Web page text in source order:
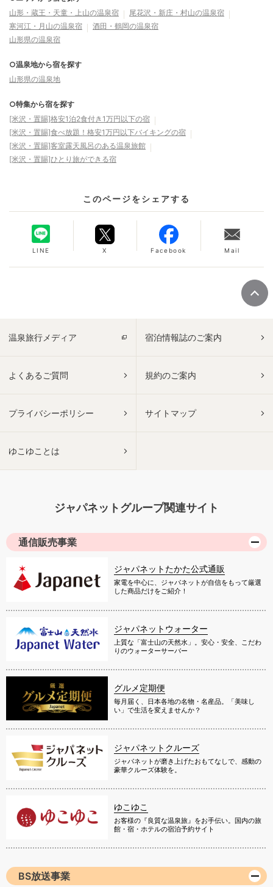
山形・蔵王・天童・上山の温泉宿
尾花沢・新庄・村山の温泉宿
寒河江・月山の温泉宿
酒田・鶴岡の温泉宿
山形県の温泉宿
○温泉地から宿を探す
山形県の温泉地
○特集から宿を探す
[米沢・置賜]格安1泊2食付き1万円以下の宿
[米沢・置賜]食べ放題！格安1万円以下バイキングの宿
[米沢・置賜]客室露天風呂のある温泉旅館
[米沢・置賜]ひとり旅ができる宿
このページをシェアする
LINE X Facebook Mail
温泉旅行メディア 宿泊情報誌のご案内
よくあるご質問 規約のご案内
プライバシーポリシー サイトマップ
ゆこゆことは
ジャパネットグループ関連サイト
通信販売事業
ジャパネットたかた公式通販
家電を中心に、ジャパネットが自信をもって厳選
した商品だけをご紹介！
ジャパネットウォーター
上質な「富士山の天然水」。安心・安全、こだわ
りのウォーターサーバー
グルメ定期便
毎月届く、日本各地の名物・名産品。「美味し
い」で生活を変えませんか？
ジャパネットクルーズ
ジャパネットが磨き上げたおもてなしで、感動の
豪華クルーズ体験を。
ゆこゆこ
お客様の『良質な温泉旅』をお手伝い。国内の旅
館・宿・ホテルの宿泊予約サイト
BS放送事業